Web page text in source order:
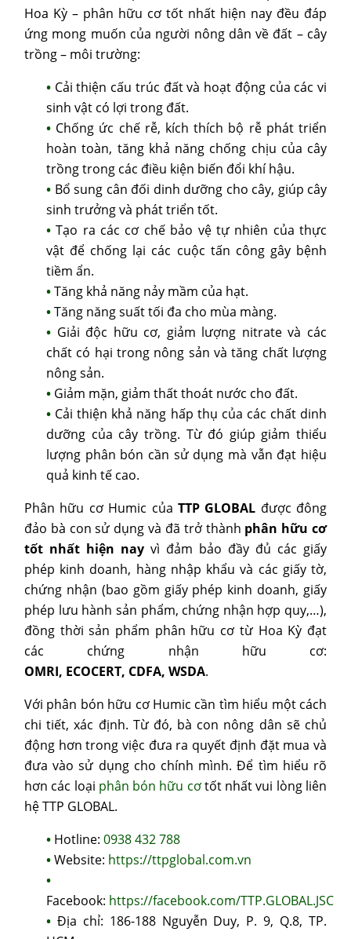
Hoa Kỳ – phân hữu cơ tốt nhất hiện nay đều đáp
ứng mong muốn của người nông dân về đất – cây
trồng – môi trường:
Cải thiện cấu trúc đất và hoạt động của các vi
sinh vật có lợi trong đất.
Chống ức chế rễ, kích thích bộ rễ phát triển
hoàn toàn, tăng khả năng chống chịu của cây
trồng trong các điều kiện biến đổi khí hậu.
Bổ sung cân đối dinh dưỡng cho cây, giúp cây
sinh trưởng và phát triển tốt.
Tạo ra các cơ chế bảo vệ tự nhiên của thực
vật để chống lại các cuộc tấn công gây bệnh
tiềm ẩn.
Tăng khả năng nảy mầm của hạt.
Tăng năng suất tối đa cho mùa màng.
Giải độc hữu cơ, giảm lượng nitrate và các
chất có hại trong nông sản và tăng chất lượng
nông sản.
Giảm mặn, giảm thất thoát nước cho đất.
Cải thiện khả năng hấp thụ của các chất dinh
dưỡng của cây trồng. Từ đó giúp giảm thiểu
lượng phân bón cần sử dụng mà vẫn đạt hiệu
quả kinh tế cao.
Phân hữu cơ Humic của TTP GLOBAL được đông
đảo bà con sử dụng và đã trở thành phân hữu cơ
tốt nhất hiện nay vì đảm bảo đầy đủ các giấy
phép kinh doanh, hàng nhập khẩu và các giấy tờ,
chứng nhận (bao gồm giấy phép kinh doanh, giấy
phép lưu hành sản phẩm, chứng nhận hợp quy,…),
đồng thời sản phẩm phân hữu cơ từ Hoa Kỳ đạt
các chứng nhận hữu cơ:
OMRI, ECOCERT, CDFA, WSDA.
Với phân bón hữu cơ Humic cần tìm hiểu một cách
chi tiết, xác định. Từ đó, bà con nông dân sẽ chủ
động hơn trong việc đưa ra quyết định đặt mua và
đưa vào sử dụng cho chính mình. Để tìm hiểu rõ
hơn các loại phân bón hữu cơtốt nhất vui lòng liên
hệ TTP GLOBAL.
Hotline: 0938 432 788
Website: https://ttpglobal.com.vn
Facebook: https://facebook.com/TTP.GLOBAL.JSC
Địa chỉ: 186-188 Nguyễn Duy, P. 9, Q.8, TP.